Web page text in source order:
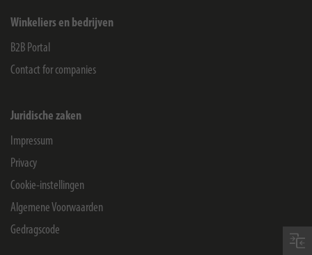
Winkeliers en bedrijven
B2B Portal
Contact for companies
Juridische zaken
Impressum
Privacy
Cookie-instellingen
Algemene Voorwaarden
Gedragscode